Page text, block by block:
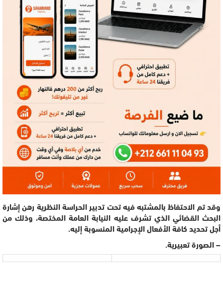
وقد تم الاحتفاظ بالمشتبه فيه تحت تدبير الحراسة النظرية رهن إشارة
البحث القضائي الذي تشرف عليه النيابة العامة المختصة، وذلك من
أجل تحديد كافة الأفعال الإجرامية المنسوبة إليه.
– الصورة تعبيرية.